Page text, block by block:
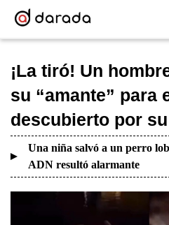
¡La tiró! Un
su “amante” para
descubierto por
Una niña salvó a un perro
ADN resultó alarmante